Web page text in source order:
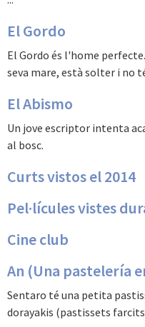
El Gordo
El Gordo és l'home
seva mare, està solter i no
El Abismo
Un jove escriptor intenta
al bosc.
Curts vistos el 2014
Pel·lícules vistes
Cine club
An (Una pastelería
Sentaro té una petita
dorayakis (pastissets farcits